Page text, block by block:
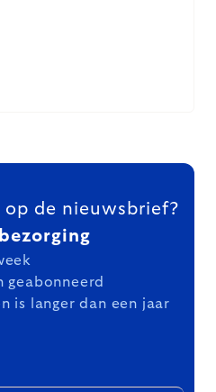
de nieuwsbrief?
geabonneerd
is langer dan een jaar